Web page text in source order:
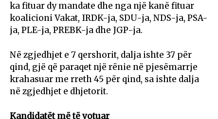
ka fituar dy mandate dhe nga një kanë fituar
koalicioni Vakat, IRDK-ja, SDU-ja, NDS-ja, PSA-
ja, PLE-ja, PREBK-ja dhe JGP-ja.
Në zgjedhjet e 7 qershorit, dalja ishte 37 për
qind, gjë që paraqet një rënie në pjesëmarrje
krahasuar me rreth 45 për qind, sa ishte dalja
në zgjedhjet e dhjetorit.
Kandidatët më të votuar